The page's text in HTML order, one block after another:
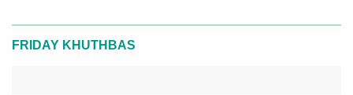
FRIDAY KHUTHBAS